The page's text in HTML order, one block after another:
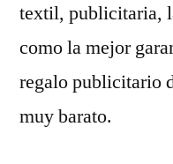
textil, publicitaria,
como la mejor
regalo publicitario
muy barato.